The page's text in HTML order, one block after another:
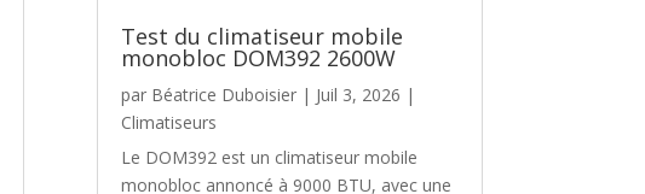
Test du climatiseur mobile
monobloc DOM392 2600W
par Béatrice Duboisier| Juil 3, 2026 |
Climatiseurs
Le DOM392 est un climatiseur mobile
monobloc annoncé à 9000 BTU, avec une